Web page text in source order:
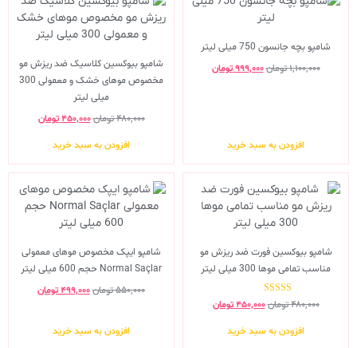
شامپو بچه جانسون 750 میلی لیتر
۱,۱۰۰,۰۰۰تومان۹۹۹,۰۰۰ تومان
افزودن به سبد خرید
شامپو بیوکسین کلاسیک ضد ریزش مو
مخصوص موهای خشک و معمولی 300
میلی لیتر
۴۸۰,۰۰۰تومان۴۵۰,۰۰۰ تومان
افزودن به سبد خرید
شامپو بیوکسین فورت ضد ریزش مو
مناسب تمامی موها 300 میلی لیتر
نمره
5.00
۴۸۰,۰۰۰تومان۴۵۰,۰۰۰ تومان
افزودن به سبد خرید
شامپو ایپک مخصوص موهای معمولی
Normal Saçlar حجم 600 میلی لیتر
۵۵۰,۰۰۰تومان۴۹۹,۰۰۰تومان
افزودن به سبد خرید